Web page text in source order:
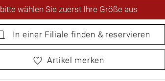
bittewählen Sie zuerst Ihre Größe aus
In einer Filiale finden & reservieren
wählen Sie zuerst Ihre Größe aus
Artikel merken